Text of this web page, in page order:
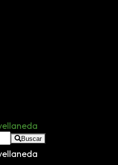
Buscar